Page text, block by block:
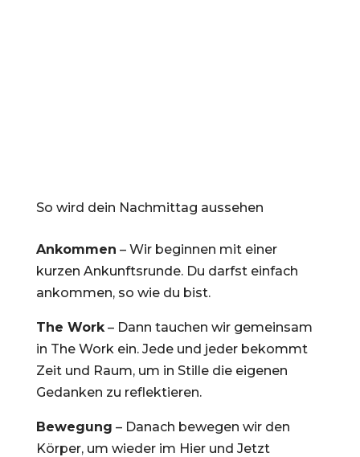
So wird dein Nachmittag aussehen
Ankommen – Wir beginnen mit einer
kurzen Ankunftsrunde. Du darfst einfach
ankommen, so wie du bist.
The Work– Dann tauchen wir gemeinsam
in The Work ein. Jede und jeder bekommt
Zeit und Raum, um in Stille die eigenen
Gedanken zu reflektieren.
Bewegung – Danach bewegen wir den
Körper, um wieder im Hier und Jetzt